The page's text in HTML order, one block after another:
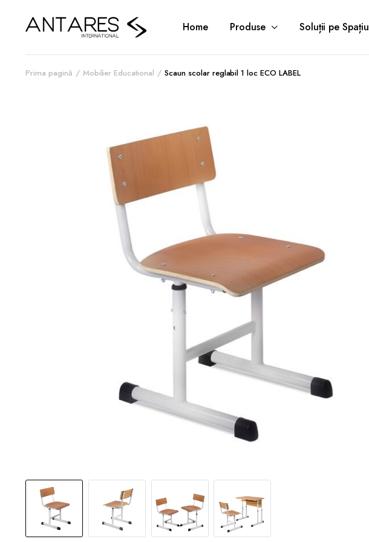
Home Produse Soluții pe Spațiu
Prima pagină Mobilier Educational Scaun scolar reglabil 1 loc ECO LABEL